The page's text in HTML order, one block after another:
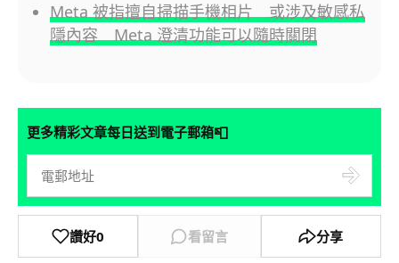
Meta 被指擅自掃描手機相片 或涉及敏感私
隱內容 Meta 澄清功能可以隨時關閉
更多精彩文章每日送到電子郵箱📮
讚好0 看留言 分享